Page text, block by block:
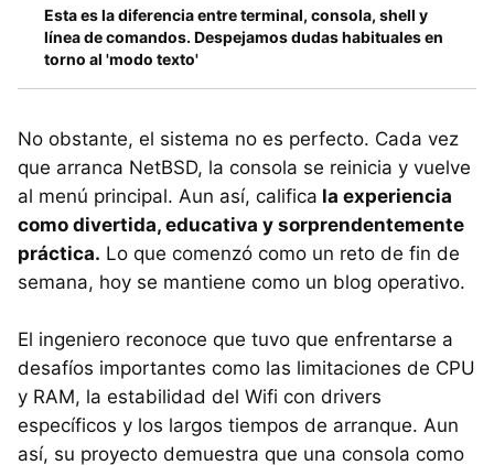
Esta es la diferencia entre terminal, consola, shell y
línea de comandos. Despejamos dudas habituales en
torno al 'modo texto'
No obstante, el sistema no es perfecto. Cada vez
que arranca NetBSD, la consola se reinicia y vuelve
al menú principal. Aun así, califica la experiencia
como divertida, educativa y sorprendentemente
práctica. Lo que comenzó como un reto de fin de
semana, hoy se mantiene como un blog operativo.
El ingeniero reconoce que tuvo que enfrentarse a
desafíos importantes como las limitaciones de CPU
y RAM, la estabilidad del Wifi con drivers
específicos y los largos tiempos de arranque. Aun
así, su proyecto demuestra que una consola como